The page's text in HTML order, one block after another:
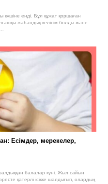
енді. Бұл құжат қоршаған
жаһандық келісім болды және
Есімдер, мерекелер,
балалар күні. Жыл сайын
қатерлі ісікке шалдығып, олардың